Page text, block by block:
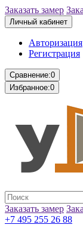
Заказать замер
Личный кабинет
Авторизация
Регистрация
Сравнение:0
Избранное:0
Заказать замер
+7 495 255 26 88